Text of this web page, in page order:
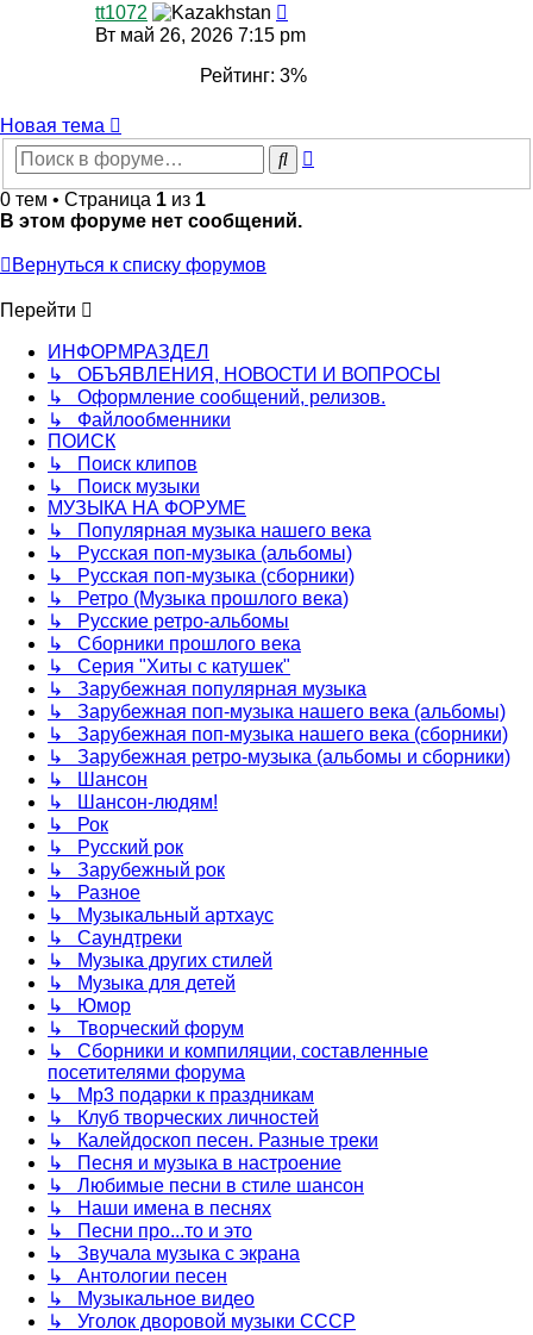
tt1072
к
сообщению
Вт май 26, 2026 7:15 pm
Рейтинг: 3%
Новая тема
Поиск
0 тем • Страница 1 из 1
В этом форуме нет сообщений.
Вернуться к списку форумов
Перейти
ИНФОРМРАЗДЕЛ
↳ ОБЪЯВЛЕНИЯ, НОВОСТИ И ВОПРОСЫ
↳ Оформление сообщений, релизов.
↳ Файлообменники
ПОИСК
↳ Поиск клипов
↳ Поиск музыки
МУЗЫКА НА ФОРУМЕ
↳ Популярная музыка нашего века
↳ Русская поп-музыка (альбомы)
↳ Русская поп-музыка (сборники)
↳ Ретро (Музыка прошлого века)
↳ Русские ретро-альбомы
↳ Сборники прошлого века
↳ Серия "Хиты с катушек"
↳ Зарубежная популярная музыка
↳ Зарубежная поп-музыка нашего века (альбомы)
↳ Зарубежная поп-музыка нашего века (сборники)
↳ Зарубежная ретро-музыка (альбомы и сборники)
↳ Шансон
↳ Шансон-людям!
↳ Рок
↳ Русский рок
↳ Зарубежный рок
↳ Разное
↳ Музыкальный артхаус
↳ Саундтреки
↳ Музыка других стилей
↳ Музыка для детей
↳ Юмор
↳ Творческий форум
↳ Сборники и компиляции, составленные
посетителями форума
↳ Mp3 подарки к праздникам
↳ Клуб творческих личностей
↳ Калейдоскоп песен. Разные треки
↳ Песня и музыка в настроение
↳ Любимые песни в стиле шансон
↳ Наши имена в песнях
↳ Песни про...то и это
↳ Звучала музыка с экрана
↳ Антологии песен
↳ Музыкальное видео
↳ Уголок дворовой музыки СССР